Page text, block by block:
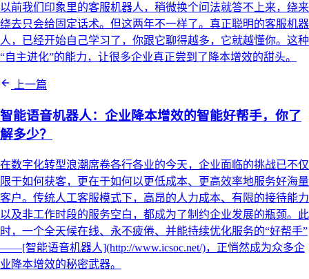
以前我们印象里的客服机器人，稍微换个问法就答不上来，绕来
绕去只会给固定话术。但这两年不一样了。真正聪明的客服机器
人，已经开始自己学习了，你跟它聊得越多，它就越懂你。这种
“自主进化”的能力，让很多企业真正尝到了降本增效的甜头。
上一篇
智能语音机器人：企业降本增效的智能好帮手，你了
解多少？
在数字化转型浪潮席卷各行各业的今天，企业面临的挑战已不仅
限于如何获客，更在于如何以更低成本、更高效率地服务好海量
客户。传统人工客服模式下，高昂的人力成本、有限的接待能力
以及非工作时段的服务空白，都成为了制约企业发展的瓶颈。此
时，一个全天候在线、永不疲倦、并能持续优化服务的“好帮手”
——[智能语音机器人](http://www.icsoc.net/)，正悄然成为众多企
业降本增效的秘密武器。